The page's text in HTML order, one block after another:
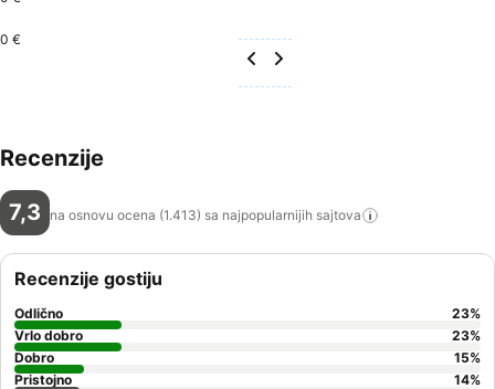
0 €
Recenzije
7,3 na osnovu ocena (1.413) sa najpopularnijih sajtova
Recenzije gostiju
Odlično 23%
Vrlo dobro
23%
Dobro
15%
Pristojno
14%